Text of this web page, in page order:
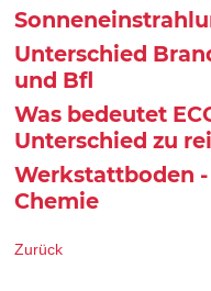
Unterschied
und Bfl
Was bedeutet
Unterschied zu
Werkstattboden
Chemie
Zurück